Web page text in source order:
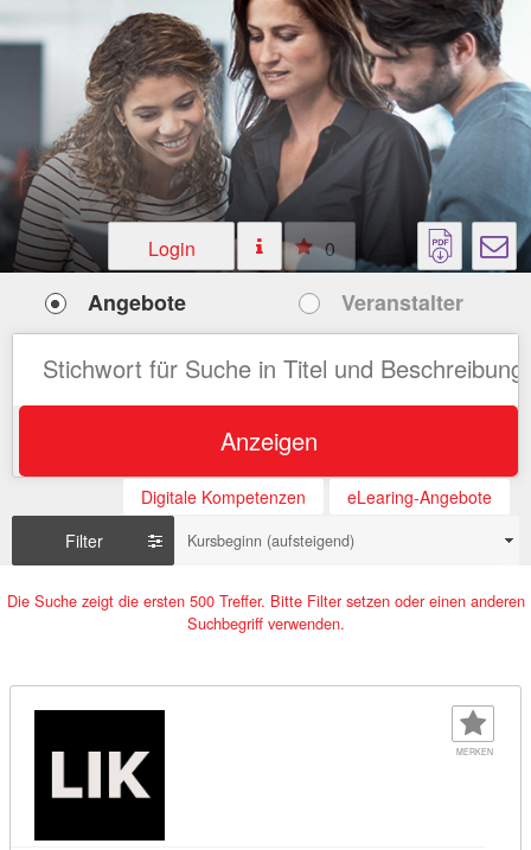
Login 0
Angebote Veranstalter
Anzeigen
Digitale Kompetenzen
eLearing-Angebote
Filter
Kursbeginn (aufsteigend)
Die Suche zeigt die ersten 500 Treffer. Bitte Filter setzen oder einen anderen
Suchbegriff verwenden.
MERKEN